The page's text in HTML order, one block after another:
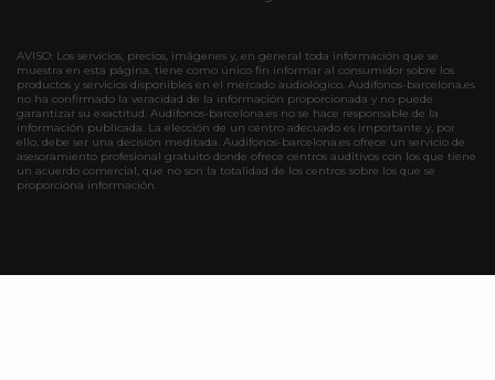
AVISO: Los servicios, precios, imágenes y, en general toda información que se
muestra en esta página, tiene como único fin informar al consumidor sobre los
productos y servicios disponibles en el mercado audiológico. Audifonos-barcelona.es
no ha confirmado la veracidad de la información proporcionada y no puede
garantizar su exactitud. Audifonos-barcelona.es no se hace responsable de la
información publicada. La elección de un centro adecuado es importante y, por
ello, debe ser una decisión meditada. Audifonos-barcelona.es ofrece un servicio de
asesoramiento profesional gratuito donde ofrece centros auditivos con los que tiene
un acuerdo comercial, que no son la totalidad de los centros sobre los que se
proporciona información.